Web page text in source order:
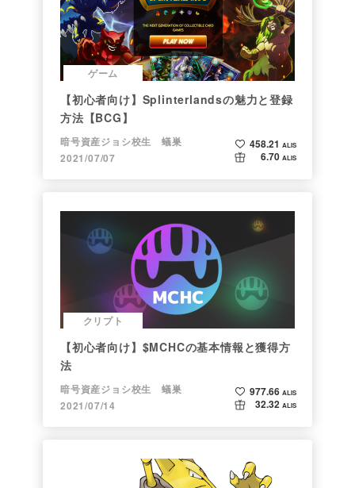
ゲーム
【初心者向け】Splinterlandsの魅力と登録
方法【BCG】
暗号資産ジョシ校生 蟻巣
2021/07/07
458.21 ALIS
6.70 ALIS
クリプト
【初心者向け】$MCHCの基本情報と獲得方
法
暗号資産ジョシ校生 蟻巣
2021/07/14
977.66 ALIS
32.32 ALIS